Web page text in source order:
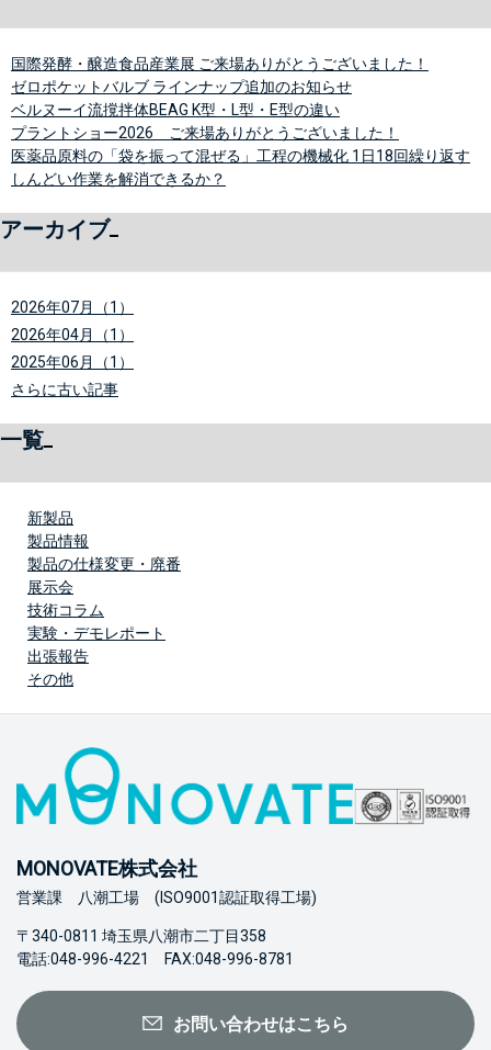
国際発酵・醸造食品産業展 ご来場ありがとうございました！
ゼロポケットバルブ ラインナップ追加のお知らせ
ベルヌーイ流撹拌体BEAG K型・L型・E型の違い
プラントショー2026 ご来場ありがとうございました！
医薬品原料の「袋を振って混ぜる」工程の機械化 1日18回繰り返す
しんどい作業を解消できるか？
アーカイブ
2026年07月（1）
2026年04月（1）
2025年06月（1）
さらに古い記事
一覧
新製品
製品情報
製品の仕様変更・廃番
展示会
技術コラム
実験・デモレポート
出張報告
その他
MONOVATE株式会社
営業課 八潮工場 (ISO9001認証取得工場)
〒340-0811 埼玉県八潮市二丁目358
電話:048-996-4221 FAX:048-996-8781
お問い合わせはこちら